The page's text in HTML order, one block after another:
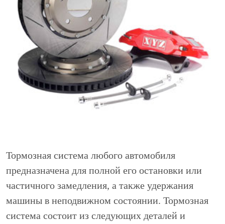
Тормозная система любого автомобиля
предназначена для полной его остановки или
частичного замедления, а также удержания
машины в неподвижном состоянии. Тормозная
система состоит из следующих деталей и